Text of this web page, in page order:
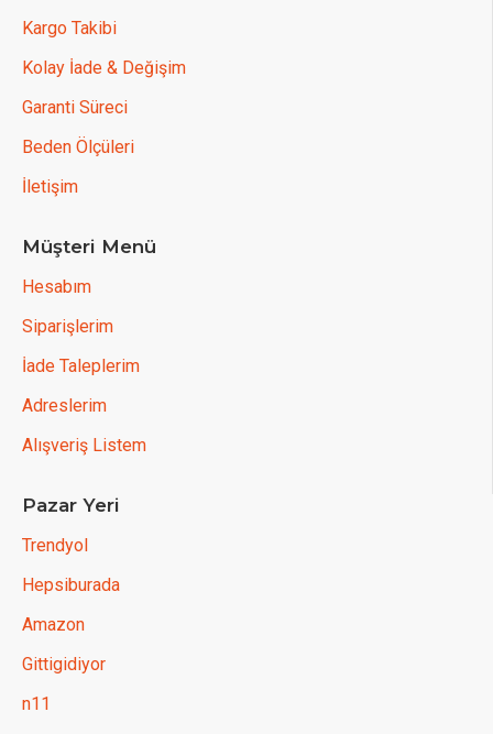
Kargo Takibi
Kolay İade & Değişim
Garanti Süreci
Beden Ölçüleri
İletişim
Müşteri Menü
Hesabım
Siparişlerim
İade Taleplerim
Adreslerim
Alışveriş Listem
Pazar Yeri
Trendyol
Hepsiburada
Amazon
Gittigidiyor
n11